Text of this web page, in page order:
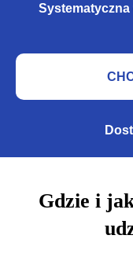
Systematyczna
Gdzie i